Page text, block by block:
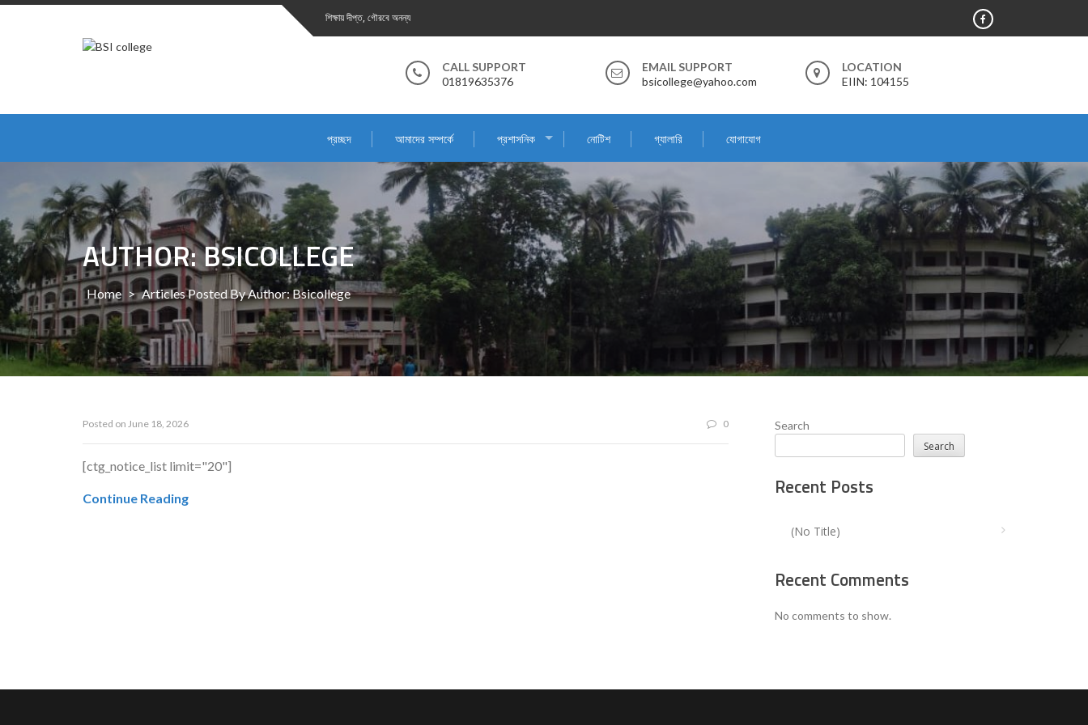
Skip
শিক্ষায় দীপ্ত, গৌরবে অনন্য
CALL SUPPORT
01819635376
EMAIL SUPPORT
bsicollege@yahoo.com
LOCATION
EIIN: 104155
প্রচ্ছদ আমাদের সম্পর্কে প্রশাসনিক নোটিশ গ্যালারি যোগাযোগ
AUTHOR: BSICOLLEGE
Home > Articles Posted By Author: Bsicollege
Posted on June 18, 2026 0
[ctg_notice_list limit="20"]
Continue Reading
Search
Search
Recent Posts
(no Title)
Recent Comments
No comments to show.